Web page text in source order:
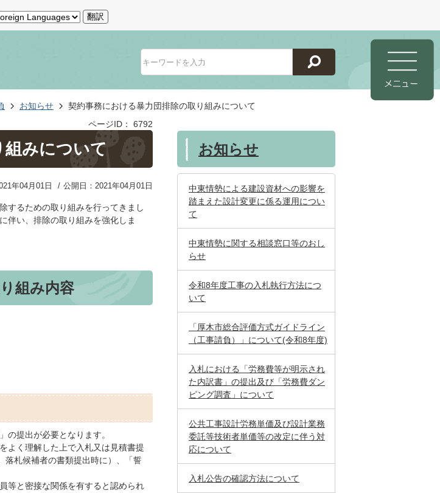
翻訳
お知らせ
契約事務における暴力団排除の取り組みについて
ページID：
6792
みについて
年04月01日 公開日：2021年04月01日
するための取り組みを行ってきまし
伴い、排除の取り組みを強化しま
組み内容
の提出が必要となります。
よく理解した上で入札又は見積書提
落札候補者の書類提出時に）、「誓
等と密接な関係を有すると認められ
お知らせ
中東情勢による建設資材への影響を
踏まえた設計変更に係る運用につい
て
中東情勢に関する相談窓口等のおし
らせ
令和8年度工事の入札執行方法につ
いて
「厚木市総合評価方式ガイドライン
（工事請負）」について(令和8年度)
入札における「労務費等が明示され
た内訳書」の提出及び「労務費ダン
ピング調査」について
公共工事設計労務単価及び設計業務
委託等技術者単価等の改定に伴う対
応について
入札公告の確認方法について